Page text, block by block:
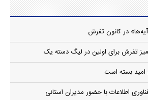
در کانون تفرش
تفرش برای اولین در لیگ دسته یک
بسته است
اطلاعات با حضور مدیران استانی